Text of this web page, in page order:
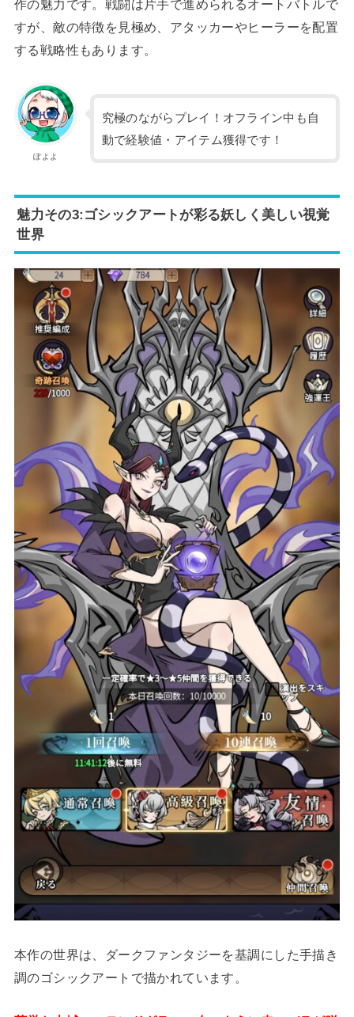
作の魅力です。戦闘は片手で進められるオートバトルで
すが、敵の特徴を見極め、アタッカーやヒーラーを配置
する戦略性もあります。
ぽよよ
究極のながらプレイ！オフライン中も自
動で経験値・アイテム獲得です！
魅力その3:ゴシックアートが彩る妖しく美しい視覚
世界
本作の世界は、ダークファンタジーを基調にした手描き
調のゴシックアートで描かれています。